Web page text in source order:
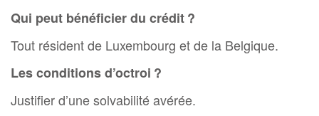
Qui peut bénéficier du crédit ?
Tout résident de Luxembourg et de la Belgique.
Les conditions d’octroi ?
Justifier d’une solvabilité avérée.